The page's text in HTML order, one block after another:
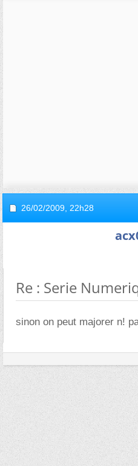
26/02/2009, 22h28
Re : Serie
sinon on peut majorer n!